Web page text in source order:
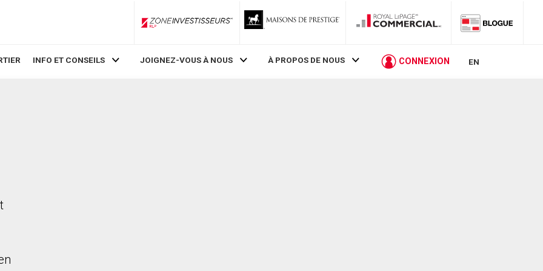
ZoneInvestisseurs RLP
INFO ET CONSEILS JOIGNEZ-VOUS À NOUS À PROPOS DE NOUS CONNEXION EN